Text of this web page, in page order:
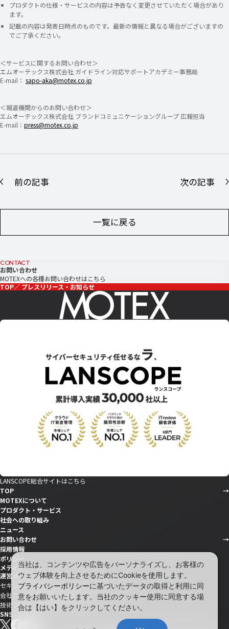
プロダクトの仕様・サービスの内容は予告なく変更させていただく場合があり
ます。
記載の内容は発表日時点のものです。最新の情報と異なる場合がございますの
でご了承ください。
＜サービスに関するお問い合わせ＞
エムオーテックス株式会社 ガイドライン対応サポートアカデミー事務局
E-mail： sapo-aka@motex.co.jp
＜報道機関からのお問い合わせ＞
エムオーテックス株式会社 ブランドコミュニケーショングループ 広報担当
E-mail： press@motex.co.jp
前の記事
一覧に戻る
次の記事
CONTACT
お問い合わせ
MOTEXへの各種お問い合わせはこちら
TOP
プレスリリース・お知らせ
LANSCOPE総合サイトはこちら
TOP
MOTEXについて
プロダクト・サービス
社会への取り組み
ニュース
お問い合わせ
採用情報
ポリシー
メディア
運営メディア
セキュリティ情報サイト「wiz LANCOPE」
会社ブログ「MOTEX公式note」
技術ブログ「MOTEX TECH BLOG」
SNS
当社は、コンテンツや広告をパーソナライズし、お客様の
ウェブ体験を向上させるためにCookieを使用します。
プライバシーポリシーに基づいたデータの取得と利用に同
意をお願いいたします。当社のクッキー使用に同意する場
合は【はい】をクリックしてください。